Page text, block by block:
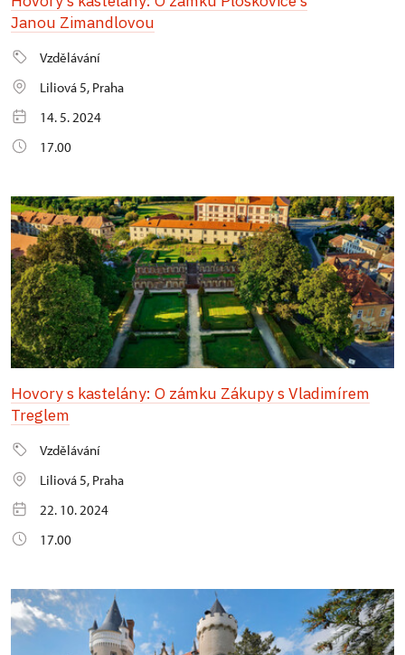
Janou Zimandlovou
Vzdělávání
Liliová 5, Praha
14. 5. 2024
17.00
Hovory s kastelány: O zámku Zákupy s Vladimírem
Treglem
Vzdělávání
Liliová 5, Praha
22. 10. 2024
17.00